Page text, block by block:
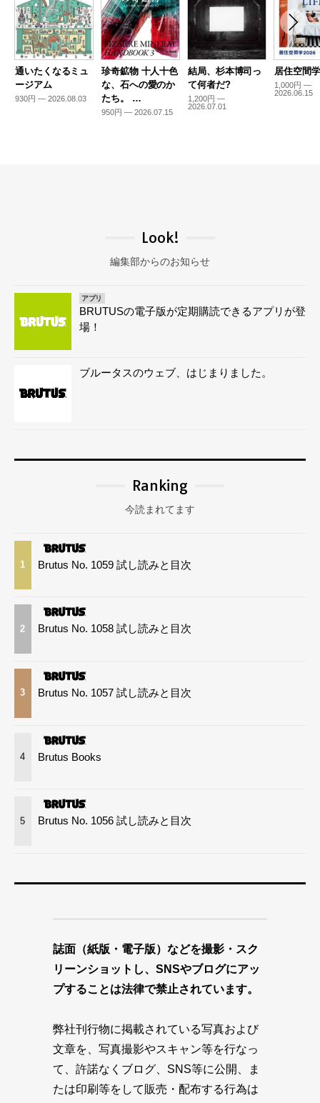
通いたくなるミュ
ージアム
930円 — 2026.08.03
珍奇鉱物 十人十色
な、石への愛のか
たち。 …
950円 — 2026.07.15
結局、杉本博司っ
て何者だ?
1,200円 —
2026.07.01
居住空間
1,000円 —
2026.06.15
Look!
編集部からのお知らせ
アプリ
BRUTUSの電子版が定期購読できるアプリが登
場！
ブルータスのウェブ、はじまりました。
Ranking
今読まれてます
1 Brutus No. 1059 試し読みと目次
2 Brutus No. 1058 試し読みと目次
3 Brutus No. 1057 試し読みと目次
4 Brutus Books
5 Brutus No. 1056 試し読みと目次
誌面（紙版・電子版）などを撮影・スク
リーンショットし、SNSやブログにアッ
プすることは法律で禁止されています。
弊社刊行物に掲載されている写真および
文章を、写真撮影やスキャン等を行なっ
て、許諾なくブログ、SNS等に公開、ま
たは印刷等をして販売・配布する行為は